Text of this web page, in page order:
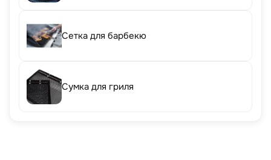
Сетка для барбекю
Сумка для гриля